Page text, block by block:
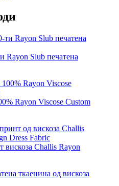
Rayon Slub печатена
Rayon Viscose Custom
вискоза Challis Rayon